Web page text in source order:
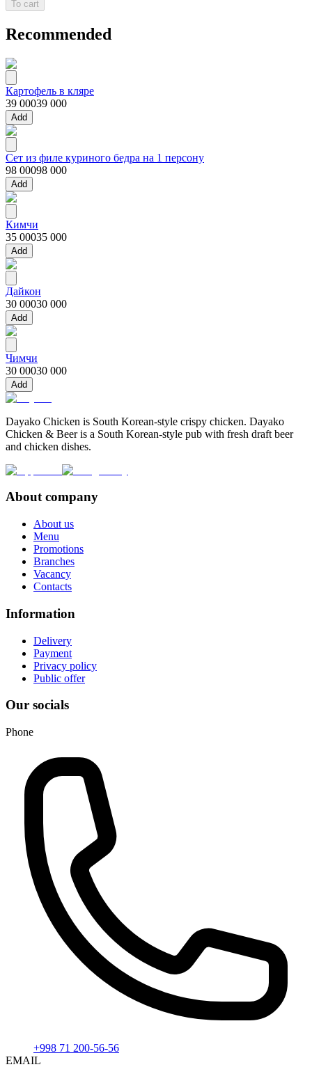
To cart
Recommended
Картофель в кляре
39 00039 000
Add
Сет из филе куриного бедра на 1 персону
98 00098 000
Add
Кимчи
35 00035 000
Add
Дайкон
30 00030 000
Add
Чимчи
30 00030 000
Add
Dayako Chicken is South Korean-style crispy chicken. Dayako
Chicken & Beer is a South Korean-style pub with fresh draft beer
and chicken dishes.
About company
About us
Menu
Promotions
Branches
Vacancy
Contacts
Information
Delivery
Payment
Privacy policy
Public offer
Our socials
Phone
+998 71 200-56-56
EMAIL